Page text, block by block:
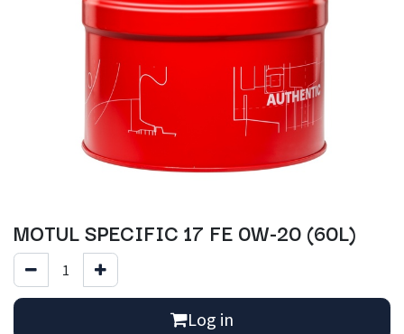
MOTUL SPECIFIC 17 FE 0W-20 (60L)
Log in